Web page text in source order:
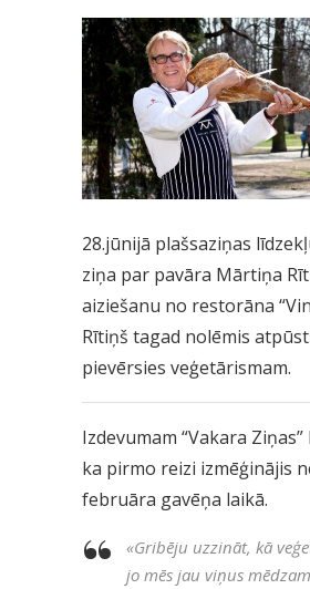
28.jūnijā plašsaziņas
ziņa par pavāra Mārtiņa
aiziešanu no restorāna
Rītiņš tagad nolēmis
pievērsies veģetārismam.
Izdevumam “Vakara
ka pirmo reizi izmēģinājis
februāra gavēņa laikā.
«Gribēju uzzināt, kā
jo mēs jau viņus